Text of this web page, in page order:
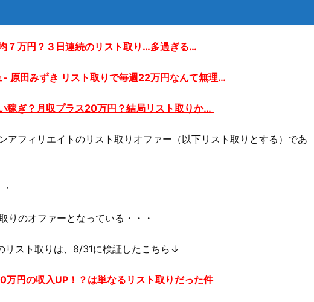
７万円？３日連続のリスト取り…多過ぎる…
原田みずき リスト取りで毎週22万円なんて無理…
稼ぎ？月収プラス20万円？結局リスト取りか…
フィリエイトのリスト取りオファー（以下リスト取りとする）であ
りのオファーとなっている・・・
リスト取りは、8/31に検証したこちら↓
円の収入UP！？は単なるリスト取りだった件